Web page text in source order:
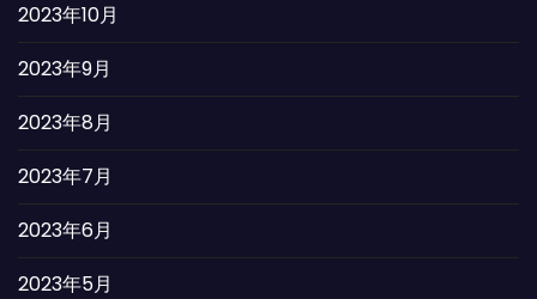
2023年10月
2023年9月
2023年8月
2023年7月
2023年6月
2023年5月